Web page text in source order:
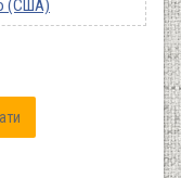
(США)